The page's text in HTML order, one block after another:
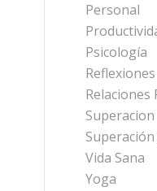
Personal
Psicología
Reflexiones
Relaciones
Superacion
Vida Sana
Yoga